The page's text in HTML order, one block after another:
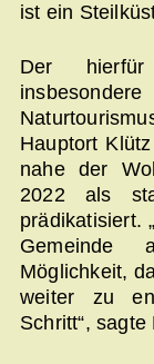
ist ein
Der
Hauptort
nahe der
2022 als
prädikatisiert.
Gemeinde
Möglichkeit,
weiter zu
Schritt“, sagte